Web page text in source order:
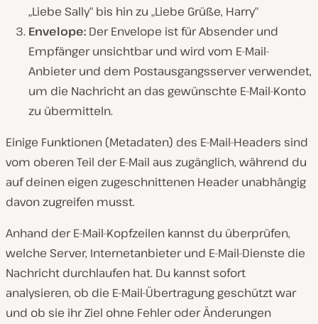
„Liebe Sally“ bis hin zu „Liebe Grüße, Harry“
Envelope: Der Envelope ist für Absender und
Empfänger unsichtbar und wird vom E-Mail-
Anbieter und dem Postausgangsserver verwendet,
um die Nachricht an das gewünschte E-Mail-Konto
zu übermitteln.
Einige Funktionen (Metadaten) des E-Mail-Headers sind
vom oberen Teil der E-Mail aus zugänglich, während du
auf deinen eigen zugeschnittenen Header unabhängig
davon zugreifen musst.
Anhand der E-Mail-Kopfzeilen kannst du überprüfen,
welche Server, Internetanbieter und E-Mail-Dienste die
Nachricht durchlaufen hat. Du kannst sofort
analysieren, ob die E-Mail-Übertragung geschützt war
und ob sie ihr Ziel ohne Fehler oder Änderungen